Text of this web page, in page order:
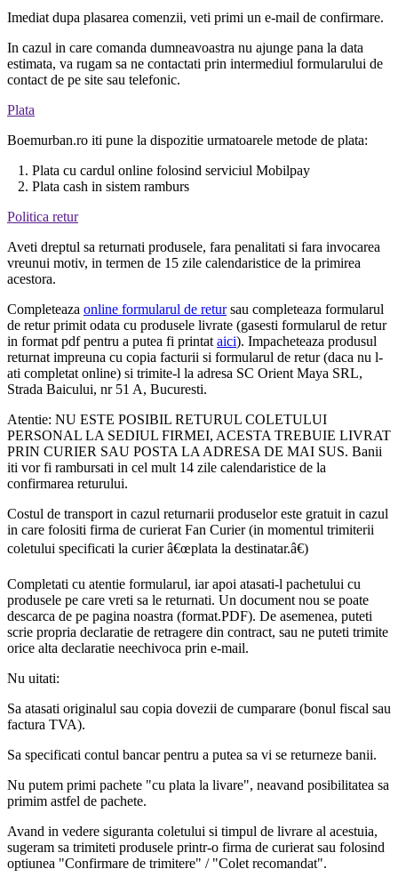
Imediat dupa plasarea comenzii, veti primi un e-mail de confirmare.
In cazul in care comanda dumneavoastra nu ajunge pana la data
estimata, va rugam sa ne contactati prin intermediul formularului de
contact de pe site sau telefonic.
Plata
Boemurban.ro iti pune la dispozitie urmatoarele metode de plata:
1. Plata cu cardul online folosind serviciul Mobilpay
2. Plata cash in sistem ramburs
Politica retur
Aveti dreptul sa returnati produsele, fara penalitati si fara invocarea
vreunui motiv, in termen de 15 zile calendaristice de la primirea
acestora.
Completeaza online formularul de retursau completeaza formularul
de retur primit odata cu produsele livrate (gasesti formularul de retur
in format pdf pentru a putea fi printataici). Impacheteaza produsul
returnat impreuna cu copia facturii si formularul de retur (daca nu l-
ati completat online) si trimite-l la adresa SC Orient Maya SRL,
Strada Baicului, nr 51 A, Bucuresti.
Atentie: NU ESTE POSIBIL RETURUL COLETULUI
PERSONAL LA SEDIUL FIRMEI, ACESTA TREBUIE LIVRAT
PRIN CURIER SAU POSTA LA ADRESA DE MAI SUS. Banii
iti vor fi rambursati in cel mult 14 zile calendaristice de la
confirmarea returului.
Costul de transport in cazul returnarii produselor este gratuit in cazul
in care folositi firma de curierat Fan Curier (in momentul trimiterii
coletului specificati la curier â€œplata la destinatar.â€)
Completati cu atentie formularul, iar apoi atasati-l pachetului cu
produsele pe care vreti sa le returnati. Un document nou se poate
descarca de pe pagina noastra (format.PDF). De asemenea, puteti
scrie propria declaratie de retragere din contract, sau ne puteti trimite
orice alta declaratie neechivoca prin e-mail.
Nu uitati:
Sa atasati originalul sau copia dovezii de cumparare (bonul fiscal sau
factura TVA).
Sa specificati contul bancar pentru a putea sa vi se returneze banii.
Nu putem primi pachete "cu plata la livare", neavand posibilitatea sa
primim astfel de pachete.
Avand in vedere siguranta coletului si timpul de livrare al acestuia,
sugeram sa trimiteti produsele printr-o firma de curierat sau folosind
optiunea "Confirmare de trimitere" / "Colet recomandat".